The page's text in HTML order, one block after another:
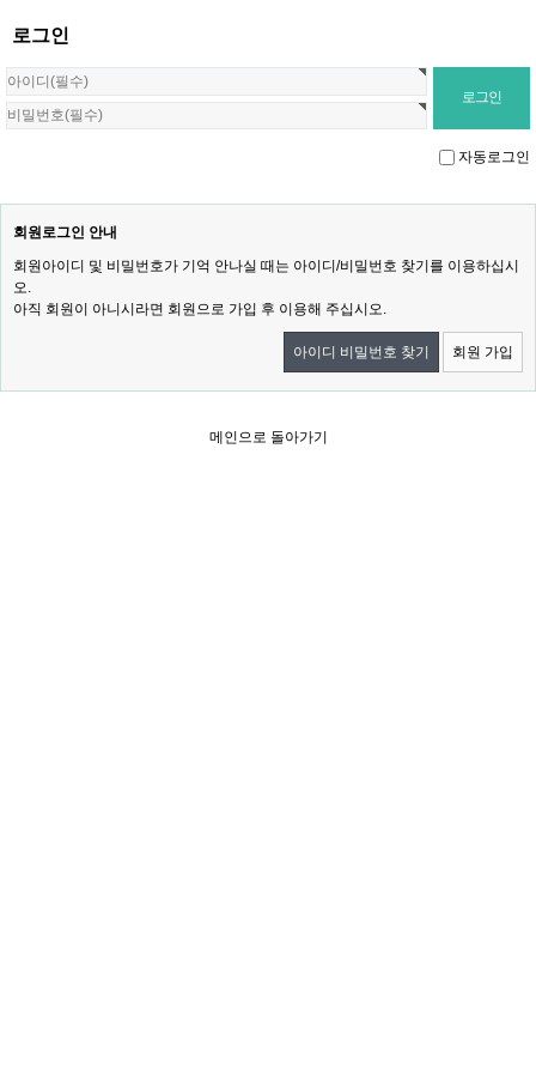
로그인
자동로그인
회원로그인 안내
회원아이디 및 비밀번호가 기억 안나실 때는 아이디/비밀번호 찾기를 이용하십시
오.
아직 회원이 아니시라면 회원으로 가입 후 이용해 주십시오.
아이디 비밀번호 찾기 회원 가입
메인으로 돌아가기